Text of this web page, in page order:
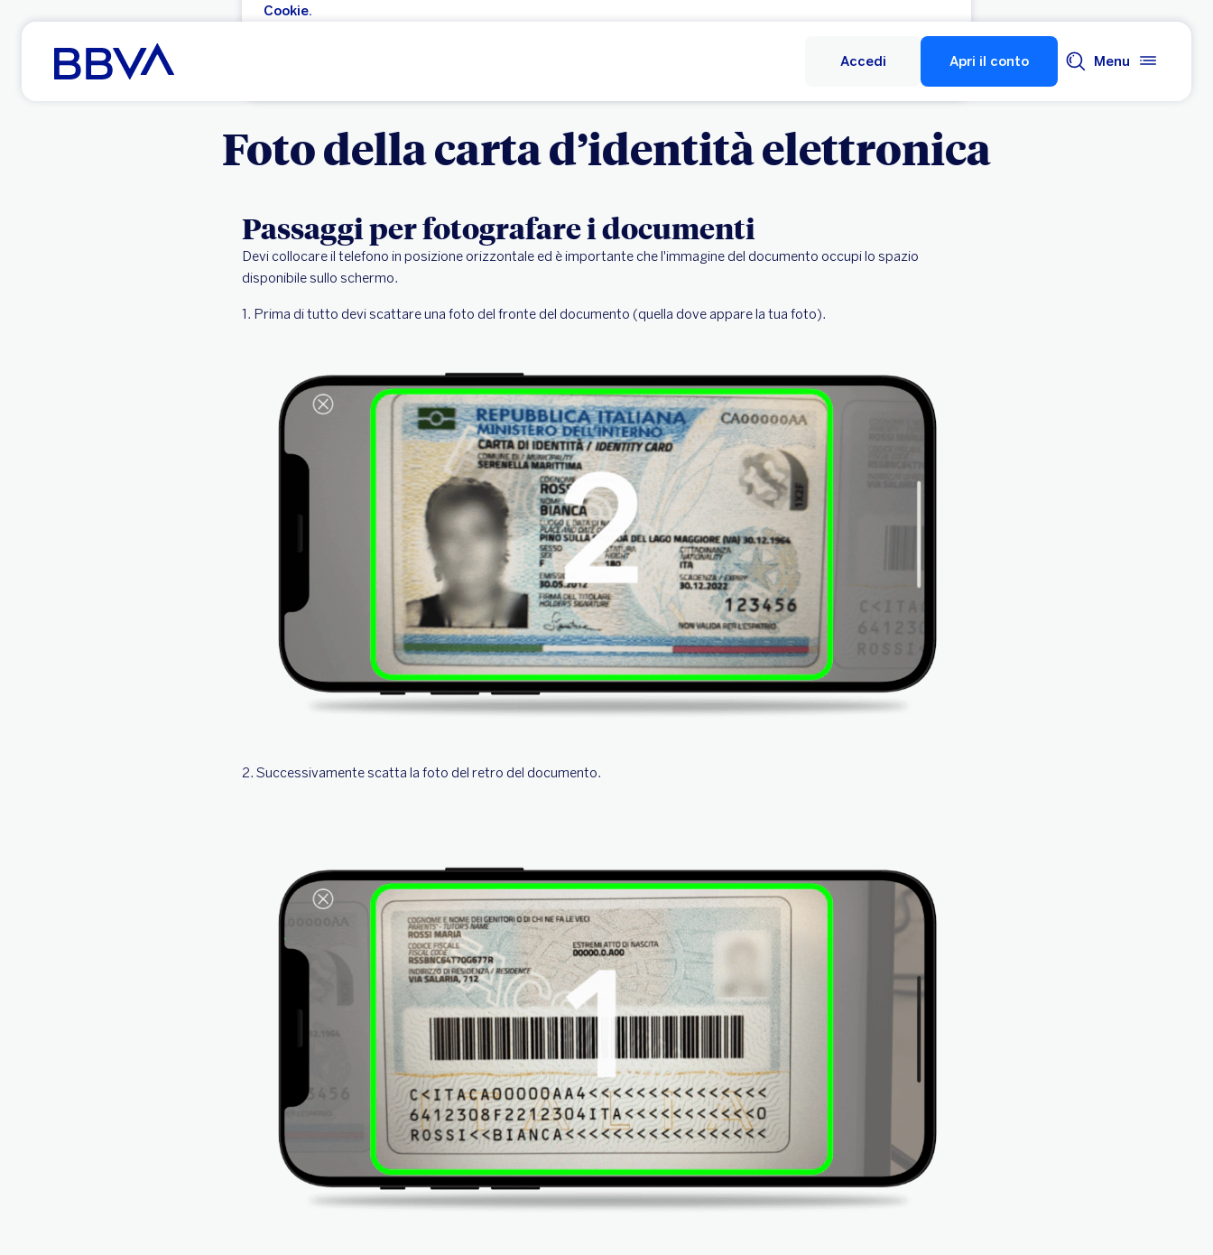
Cookie.
Vai al contenuto principale
Accedi
Apri il conto Menu
Foto della carta d’identità elettronica
Passaggi per fotografare i documenti
Devi collocare il telefono in posizione orizzontale ed è importante che l'immagine del documento occupi lo spazio
disponibile sullo schermo.
1. Prima di tutto devi scattare una foto del fronte del documento (quella dove appare la tua foto).
2. Successivamente scatta la foto del retro del documento.